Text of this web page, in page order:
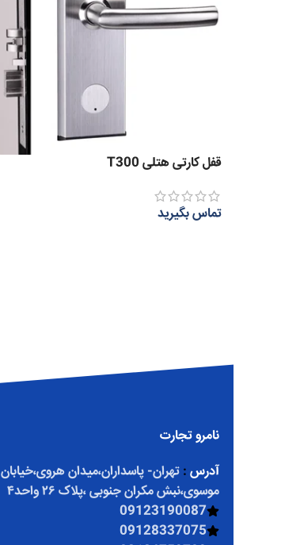
قفل کارتی هتلی T300
تماس بگیرید
نامرو تجارت
آدرس : تهران- پاسداران،میدان هروی،خیابان
موسوی،نبش مکران جنوبی ،پلاک ۲۶ واحد۴
09123190087
09128337075